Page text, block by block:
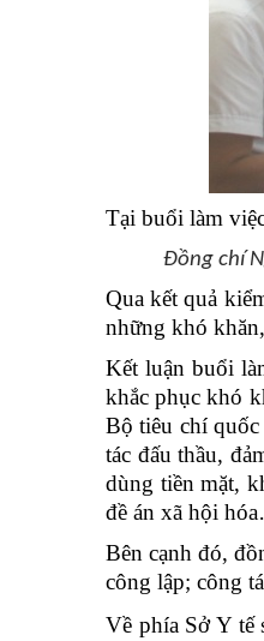
Tại buổi làm
Đồng chí
Qua kết quả
những khó
Kết luận buổi
khắc phục khó
Bộ tiêu chí
tác đấu thầu,
dùng tiền mặt,
đề án xã hội
Bên cạnh đó,
công lập; công
Về phía Sở Y tế